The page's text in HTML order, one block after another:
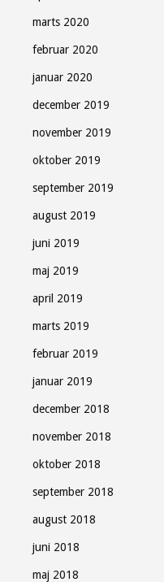
marts 2020
februar 2020
januar 2020
december 2019
november 2019
oktober 2019
september 2019
august 2019
juni 2019
maj 2019
april 2019
marts 2019
februar 2019
januar 2019
december 2018
november 2018
oktober 2018
september 2018
august 2018
juni 2018
maj 2018